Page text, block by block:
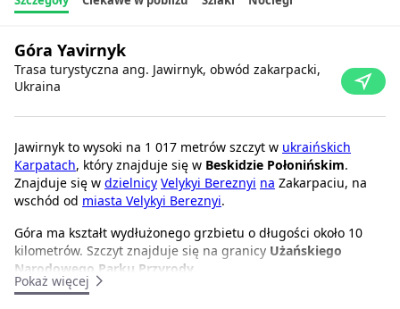
Góra Yavirnyk
Trasa turystyczna ang. Jawirnyk, obwód zakarpacki,
Ukraina
Jawirnyk to wysoki na 1 017 metrów szczyt w ukraińskich
Karpatach, który znajduje się w Beskidzie Połonińskim.
Znajduje się w dzielnicy Velykyi Bereznyi na Zakarpaciu, na
wschód od miasta Velykyi Bereznyi.
Góra ma kształt wydłużonego grzbietu o długości około 10
kilometrów. Szczyt znajduje się na granicy Użańskiego
Narodowego Parku Przyrody
Pokaż więcej